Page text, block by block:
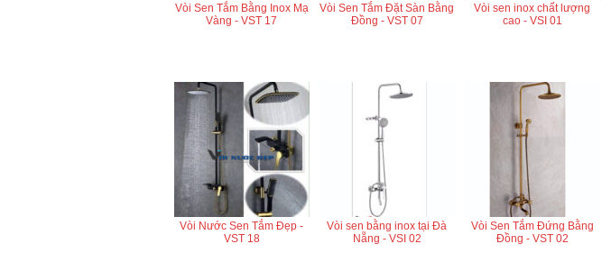
Vòi Sen Tắm Bằng Inox Mạ
Vàng - VST 17
Vòi Sen Tắm Đặt Sàn Bằng
Đồng - VST 07
Vòi sen inox chất lượng
cao - VSI 01
Vòi Nước Sen Tắm Đẹp -
VST 18
Vòi sen bằng inox tại Đà
Nẵng - VSI 02
Vòi Sen Tắm Đứng Bằng
Đồng - VST 02